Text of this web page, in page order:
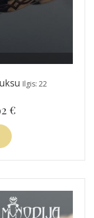
Ilgis: 22
€